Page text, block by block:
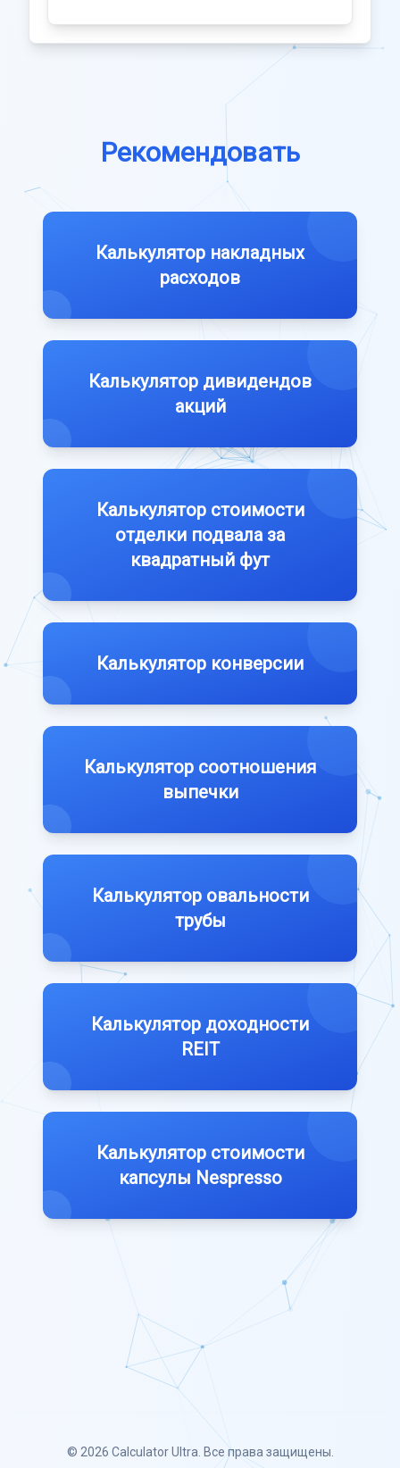
Рекомендовать
Калькулятор накладных
расходов
Калькулятор дивидендов
акций
Калькулятор стоимости
отделки подвала за
квадратный фут
Калькулятор конверсии
Калькулятор соотношения
выпечки
Калькулятор овальности
трубы
Калькулятор доходности
REIT
Калькулятор стоимости
капсулы Nespresso
© 2026 Calculator Ultra . Все права защищены.